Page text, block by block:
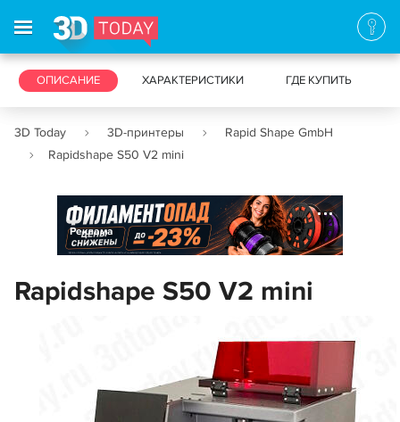
3D-ПРИНТЕРЫ 3D-СКАНЕРЫ
ОПИСАНИЕ ХАРАКТЕРИСТИКИ ГДЕ КУПИТЬ
3D Today 3D-принтеры
Rapid Shape GmbH
Rapidshape S50 V2 mini
Реклама
Rapidshape S50 V2 mini